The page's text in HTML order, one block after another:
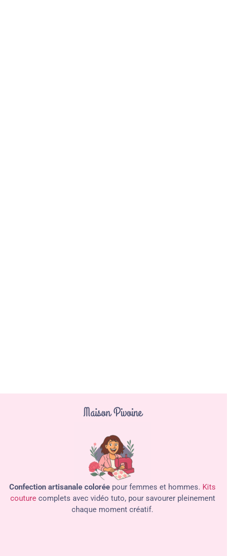
Maison Pivoine
Confection artisanale colorée pour femmes et hommes. Kits
couturecomplets avec vidéo tuto, pour savourer pleinement
chaque moment créatif.